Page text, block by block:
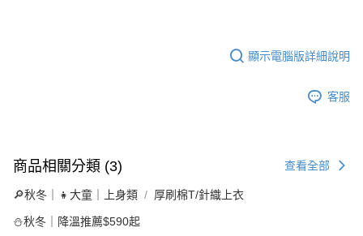
顯示電腦版詳細說明
客服
商品相關分類 (3) 查看全部
🔎秋冬｜👧大童｜上身類 厚刷棉T/針織上衣
⛄秋冬｜降溫推薦$590起